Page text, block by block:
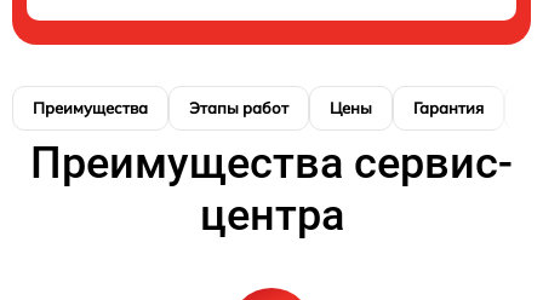
Преимущества Этапы работ Цены Гарантия
Преимущества сервис-
центра